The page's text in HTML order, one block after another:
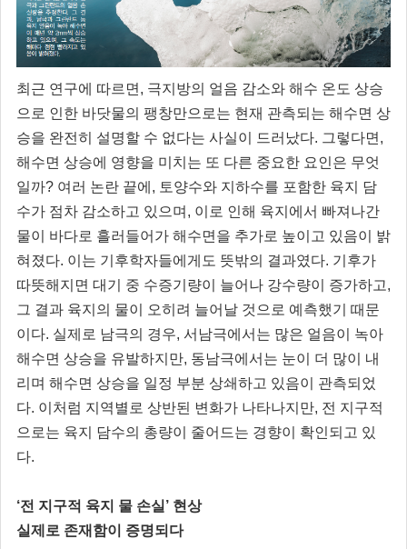
최근 연구에 따르면, 극지방의 얼음 감소와 해수 온도 상승
으로 인한 바닷물의 팽창만으로는 현재 관측되는 해수면 상
승을 완전히 설명할 수 없다는 사실이 드러났다. 그렇다면,
해수면 상승에 영향을 미치는 또 다른 중요한 요인은 무엇
일까? 여러 논란 끝에, 토양수와 지하수를 포함한 육지 담
수가 점차 감소하고 있으며, 이로 인해 육지에서 빠져나간
물이 바다로 흘러들어가 해수면을 추가로 높이고 있음이 밝
혀졌다. 이는 기후학자들에게도 뜻밖의 결과였다. 기후가
따뜻해지면 대기 중 수증기량이 늘어나 강수량이 증가하고,
그 결과 육지의 물이 오히려 늘어날 것으로 예측했기 때문
이다. 실제로 남극의 경우, 서남극에서는 많은 얼음이 녹아
해수면 상승을 유발하지만, 동남극에서는 눈이 더 많이 내
리며 해수면 상승을 일정 부분 상쇄하고 있음이 관측되었
다. 이처럼 지역별로 상반된 변화가 나타나지만, 전 지구적
으로는 육지 담수의 총량이 줄어드는 경향이 확인되고 있
다.
‘전 지구적 육지 물 손실’ 현상
실제로 존재함이 증명되다